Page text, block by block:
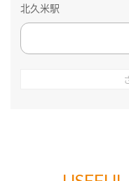
北久米駅